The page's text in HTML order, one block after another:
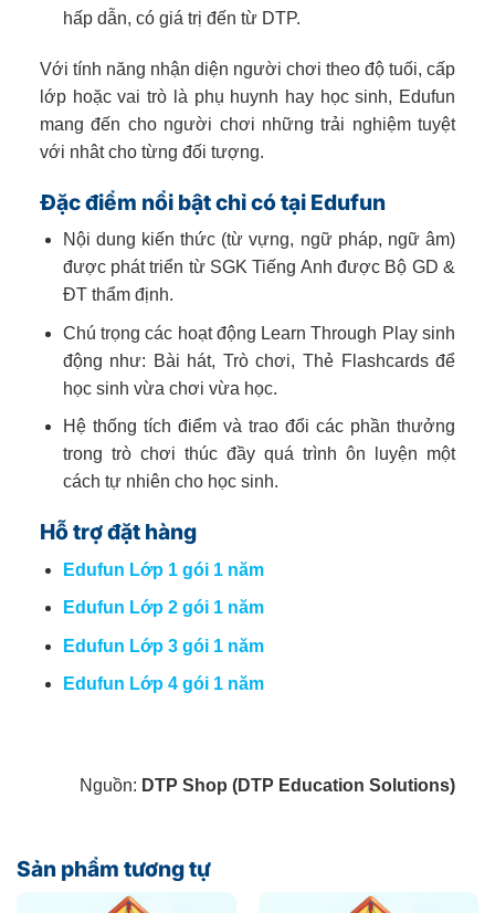
hấp dẫn, có giá trị đến từ DTP.
Với tính năng nhận diện người chơi theo độ tuối, cấp
lớp hoặc vai trò là phụ huynh hay học sinh, Edufun
mang đến cho người chơi những trải nghiệm tuyệt
với nhât cho từng đối tượng.
Đặc điểm nổi bật chỉ có tại Edufun
Nội dung kiến thức (từ vựng, ngữ pháp, ngữ âm)
được phát triển từ SGK Tiếng Anh được Bộ GD &
ĐT thẩm định.
Chú trọng các hoạt động Learn Through Play sinh
động như: Bài hát, Trò chơi, Thẻ Flashcards để
học sinh vừa chơi vừa học.
Hệ thống tích điểm và trao đổi các phần thưởng
trong trò chơi thúc đầy quá trình ôn luyện một
cách tự nhiên cho học sinh.
Hỗ trợ đặt hàng
Edufun Lớp 1 gói 1 năm
Edufun Lớp 2 gói 1 năm
Edufun Lớp 3 gói 1 năm
Edufun Lớp 4 gói 1 năm
Nguồn: DTP Shop (DTP Education Solutions)
Sản phẩm tương tự